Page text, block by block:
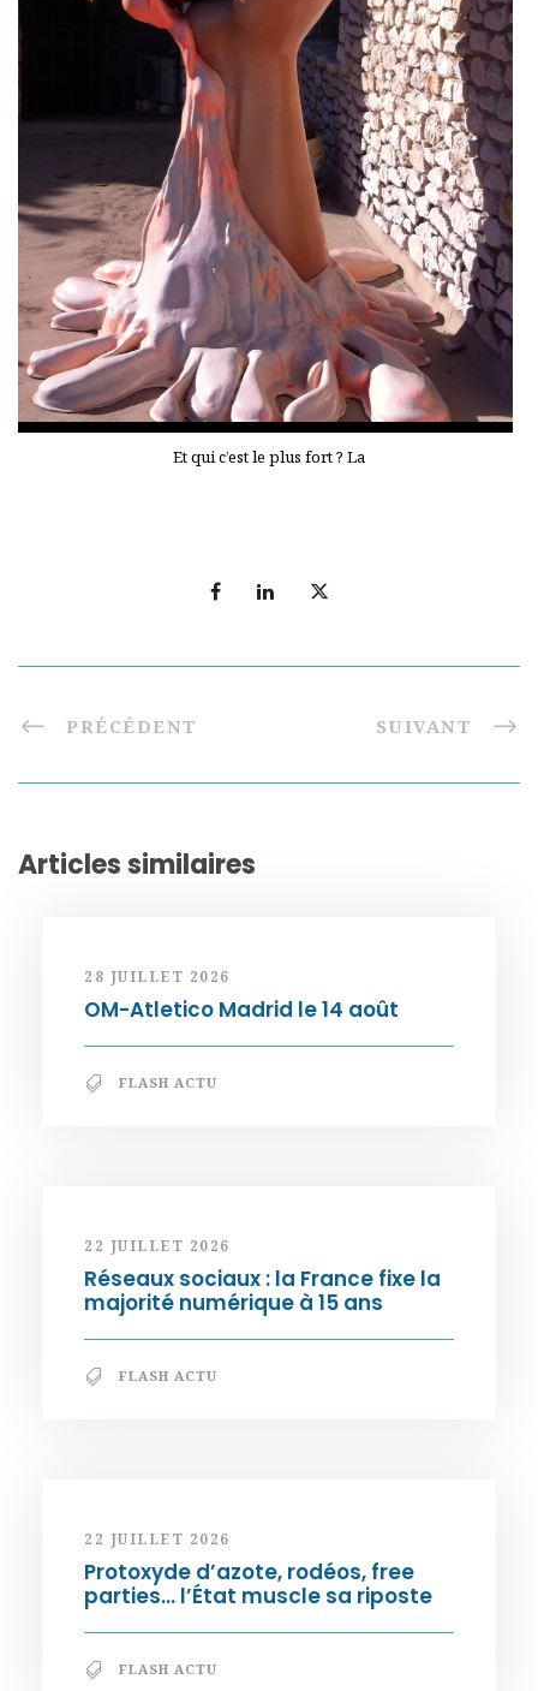
Et qui c’est le plus fort ? La
PRÉCÉDENT SUIVANT
Articles similaires
28 JUILLET 2026
OM-Atletico Madrid le 14 août
FLASH ACTU
22 JUILLET 2026
Réseaux sociaux : la France fixe la
majorité numérique à 15 ans
FLASH ACTU
22 JUILLET 2026
Protoxyde d’azote, rodéos, free
parties… l’État muscle sa riposte
FLASH ACTU